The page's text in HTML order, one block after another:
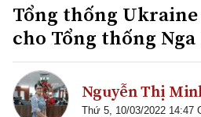
Tổng thống
cho Tổng thống
Nguyễn Thị
Thứ 5, 10/03/2022 14:47